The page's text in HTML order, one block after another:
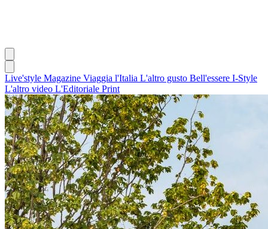
Live'style Magazine Viaggia l'Italia L'altro gusto Bell'essere I-Style
L'altro video L'Editoriale Print